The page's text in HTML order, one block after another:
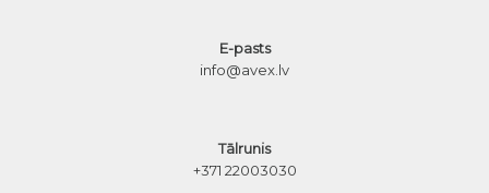
E-pasts
info@avex.lv
Tālrunis
+371 22003030